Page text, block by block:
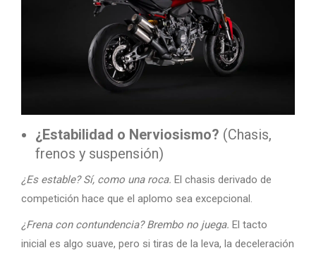
¿Estabilidad o Nerviosismo? (Chasis,
frenos y suspensión)
¿Es estable? Sí, como una roca. El chasis derivado de
competición hace que el aplomo sea excepcional.
¿Frena con contundencia? Brembo no juega. El tacto
inicial es algo suave, pero si tiras de la leva, la deceleración